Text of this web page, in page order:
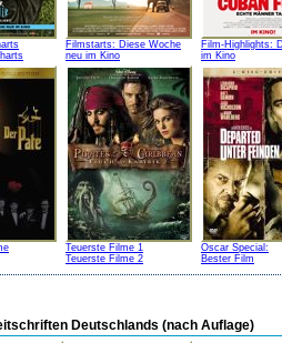
Filmstarts: Diese Woche
neu im Kino
Film-Highlights:
im Kino
Teuerste Filme 1
Teuerste Filme 2
Oscar Special:
Bester Film
Deutschlands (nach Auflage)